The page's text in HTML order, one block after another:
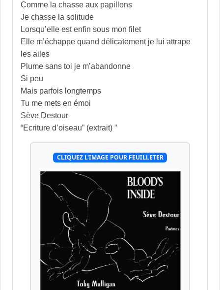
Comme la chasse aux papillons
Je chasse la solitude
Lorsqu’elle est enfin sous mon filet
Elle m’échappe quand délicatement je lui attrape
les ailes
Plume sans toi je m’abandonne
Si peu
Mais parfois longtemps
Tu me mets en émoi
Sève Destour
“Ecriture d’oiseau” (extrait) ”
CLIQUEZ L'IMAGE POUR FEUILLETER